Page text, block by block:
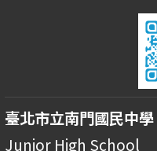
臺北市立南門國民中學
Junior High School